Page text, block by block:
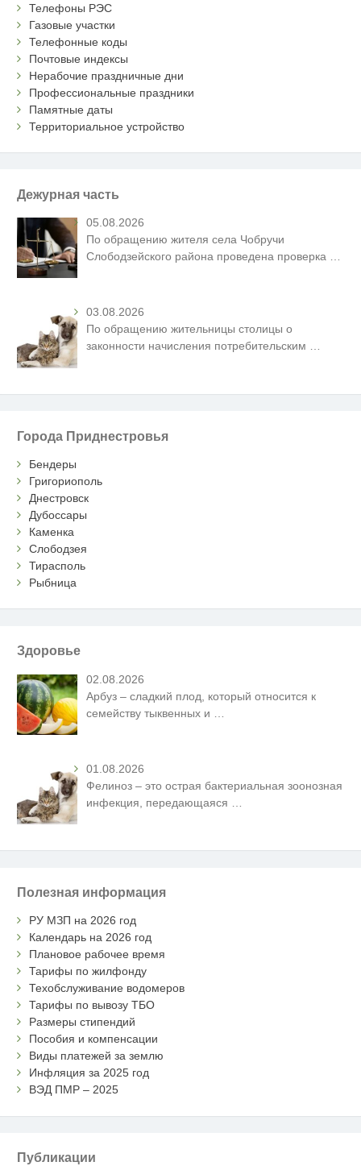
Телефоны РЭС
Газовые участки
Телефонные коды
Почтовые индексы
Нерабочие праздничные дни
Профессиональные праздники
Памятные даты
Территориальное устройство
Дежурная часть
05.08.2026
По обращению жителя села Чобручи
Слободзейского района проведена проверка
03.08.2026
По обращению жительницы столицы о
законности начисления потребительским …
Города Приднестровья
Бендеры
Григориополь
Днестровск
Дубоссары
Каменка
Слободзея
Тирасполь
Рыбница
Здоровье
02.08.2026
Арбуз – сладкий плод, который относится к
семейству тыквенных и
01.08.2026
Фелиноз – это острая бактериальная зоонозная
инфекция, передающаяся
Полезная информация
РУ МЗП на 2026 год
Календарь на 2026 год
Плановое рабочее время
Тарифы по жилфонду
Техобслуживание водомеров
Тарифы по вывозу ТБО
Размеры стипендий
Пособия и компенсации
Виды платежей за землю
Инфляция за 2025 год
ВЭД ПМР – 2025
Публикации